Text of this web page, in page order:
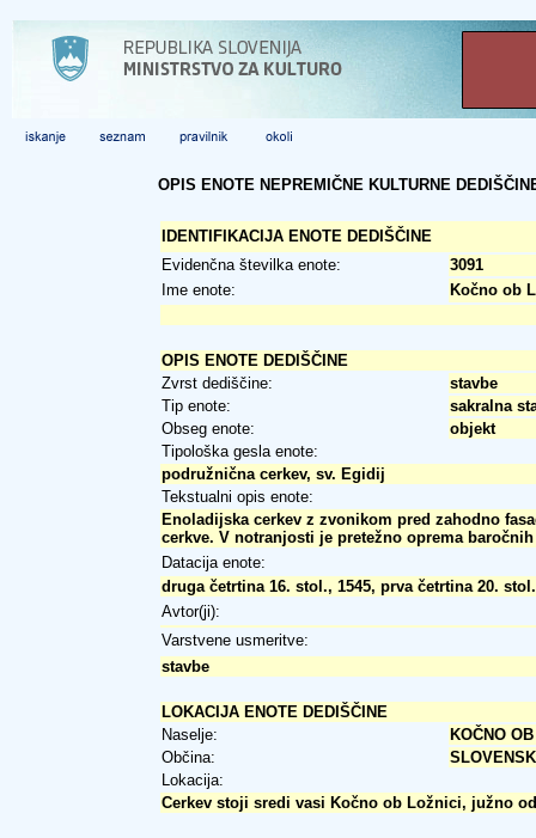
OPIS ENOTE NEPREMIČNE KULTURNE
IDENTIFIKACIJA ENOTE DEDIŠČINE
Evidenčna številka enote:
3091
Ime enote:
Kočno ob
OPIS ENOTE DEDIŠČINE
Zvrst dediščine:
stavbe
Tip enote:
sakralna
Obseg enote:
objekt
Tipološka gesla enote:
podružnična cerkev, sv. Egidij
Tekstualni opis enote:
Enoladijska cerkev z zvonikom pred zahodno
cerkve. V notranjosti je pretežno oprema
Datacija enote:
druga četrtina 16. stol., 1545, prva četrtina 20.
Avtor(ji):
Varstvene usmeritve:
stavbe
LOKACIJA ENOTE DEDIŠČINE
Naselje:
KOČNO
Občina:
Lokacija:
Cerkev stoji sredi vasi Kočno ob Ložnici, južno